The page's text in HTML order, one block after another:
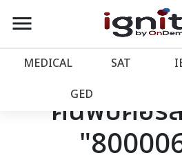
account_balance หน้าแรก
เว็บไซต์อิกไนท์
โปรโมชั่น
menu
MEDICAL SAT
GED
ค้นพบคอร์